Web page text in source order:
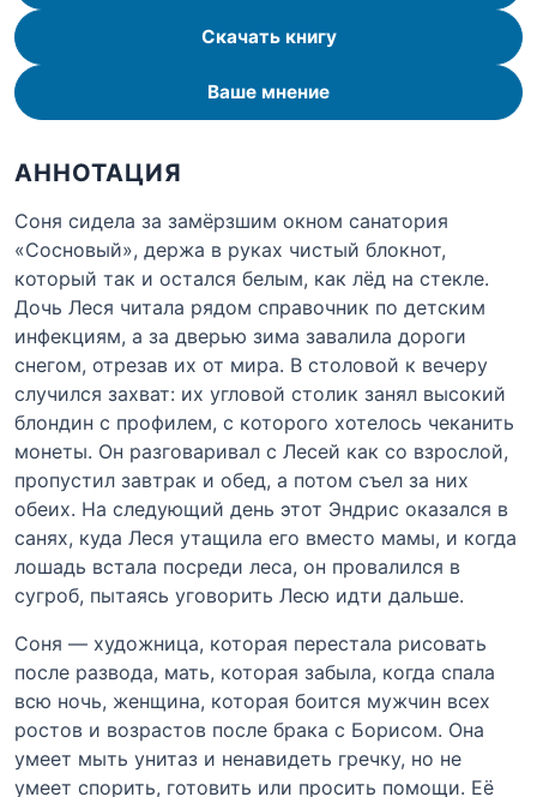
Скачать книгу
Ваше мнение
АННОТАЦИЯ
Соня сидела за замёрзшим окном санатория
«Сосновый», держа в руках чистый блокнот,
который так и остался белым, как лёд на стекле.
Дочь Леся читала рядом справочник по детским
инфекциям, а за дверью зима завалила дороги
снегом, отрезав их от мира. В столовой к вечеру
случился захват: их угловой столик занял высокий
блондин с профилем, с которого хотелось чеканить
монеты. Он разговаривал с Лесей как со взрослой,
пропустил завтрак и обед, а потом съел за них
обеих. На следующий день этот Эндрис оказался в
санях, куда Леся утащила его вместо мамы, и когда
лошадь встала посреди леса, он провалился в
сугроб, пытаясь уговорить Лесю идти дальше.
Соня — художница, которая перестала рисовать
после развода, мать, которая забыла, когда спала
всю ночь, женщина, которая боится мужчин всех
ростов и возрастов после брака с Борисом. Она
умеет мыть унитаз и ненавидеть гречку, но не
умеет спорить, готовить или просить помощи. Её